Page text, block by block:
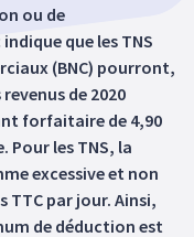
ou de
que les TNS
(BNC) pourront,
de 2020
forfaitaire de 4,90
Pour les TNS, la
excessive et non
TTC par jour. Ainsi,
de déduction est